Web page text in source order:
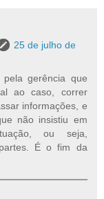
25 de julho de
gerência que
ao caso, correr
informações, e
não insistiu em
ou seja,
É o fim da